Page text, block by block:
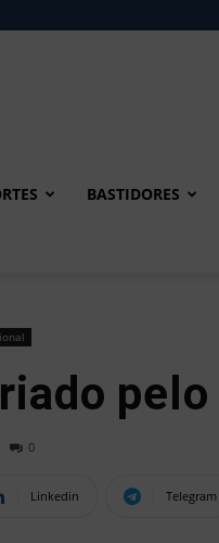
BASTIDORES
pelo
0
Linkedin Telegram